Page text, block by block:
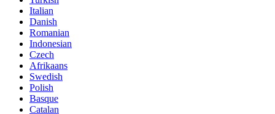
Italian
Danish
Romanian
Indonesian
Czech
Afrikaans
Swedish
Polish
Basque
Catalan